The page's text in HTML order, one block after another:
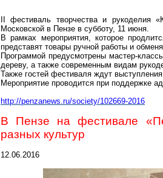
II фестиваль творчества и рукоделия
Московской в Пензе в субботу, 11 июня.
В рамках мероприятия, которое
представят товары ручной работы и
Программой предусмотрены мастер-
дереву, а также современным видам
Также гостей фестиваля ждут
Мероприятие проводится при поддержке
http://penzanews.ru/society/102669-2016
В Пензе на фестивале
разных культур
12.06.2016